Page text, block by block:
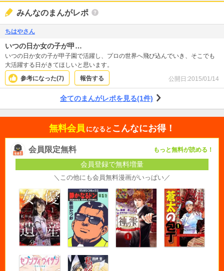
みんなのまんがレポ
ちはやさん
いつの日か女の子が甲…
いつの日か女の子が甲子園で活躍し、プロの世界へ飛び込んでいき、そこでも
大活躍する日がきてほしいと思います。
参考になった(7) 報告する 公開日:2015/01/14
全てのまんがレポを見る(1件)
無料会員 になると こんなにお得！
会員限定無料 もっと無料が読める！
会員登録で無料増量
＼この他にも会員無料漫画がいっぱい／